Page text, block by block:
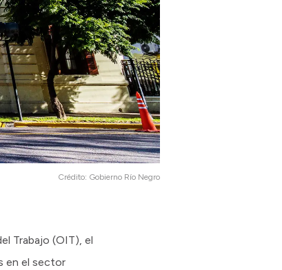
Crédito: Gobierno Río Negro
Trabajo (OIT), el
en el sector